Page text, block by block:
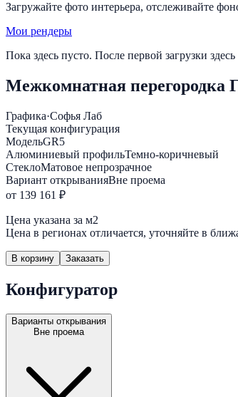
Загружайте фото интерьера, отслеживайте
Мои рендеры
Пока здесь пусто. После первой загрузки
Межкомнатная перегородка
Графика·Софья Лаб
Текущая конфигурация
МодельGR5
Алюминиевый профильТемно-коричневый
СтеклоМатовое непрозрачное
Вариант открыванияВне проема
от 139 161 ₽
Цена указана за м2
Цена в регионах отличается, уточняйте в
В корзину Заказать
Конфигуратор
Варианты открывания
Вне проема